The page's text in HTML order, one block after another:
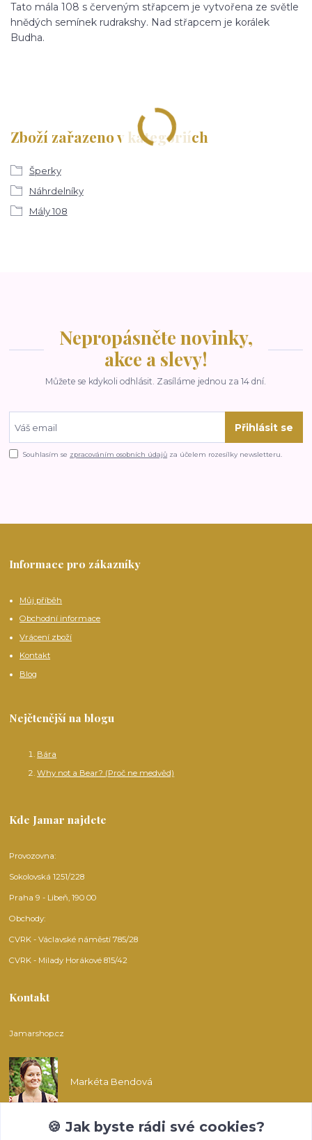
Tato mála 108 s červeným střapcem je vytvořena ze světle
hnědých semínek rudrakshy. Nad střapcem je korálek
Budha.
Zboží zařazeno v kategoriích
Šperky
Náhrdelníky
Mály 108
Nepropásněte novinky,
akce a slevy!
Můžete se kdykoli odhlásit. Zasíláme jednou za 14 dní.
Přihlásit se
Souhlasím se zpracováním osobních údajů za účelem rozesílky newsletteru.
Informace pro zákazníky
Můj příběh
Obchodní informace
Vrácení zboží
Kontakt
Blog
Nejčtenější na blogu
Bára
Why not a Bear? (Proč ne medvěd)
Kde Jamar najdete
Provozovna:
Sokolovská 1251/228
Praha 9 - Libeň, 190 00
Obchody:
CVRK - Václavské náměstí 785/28
CVRK - Milady Horákové 815/42
Kontakt
Jamarshop.cz
Markéta Bendová
info@jamarshop.cz
🍪 Jak byste rádi své cookies?